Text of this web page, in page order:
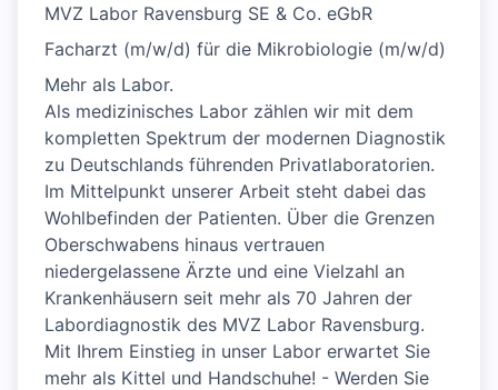
MVZ Labor Ravensburg SE & Co. eGbR
Facharzt (m/w/d) für die Mikrobiologie (m/w/d)
Mehr als Labor.
Als medizinisches Labor zählen wir mit dem
kompletten Spektrum der modernen Diagnostik
zu Deutschlands führenden Privatlaboratorien.
Im Mittelpunkt unserer Arbeit steht dabei das
Wohlbefinden der Patienten. Über die Grenzen
Oberschwabens hinaus vertrauen
niedergelassene Ärzte und eine Vielzahl an
Krankenhäusern seit mehr als 70 Jahren der
Labordiagnostik des MVZ Labor Ravensburg.
Mit Ihrem Einstieg in unser Labor erwartet Sie
mehr als Kittel und Handschuhe! - Werden Sie